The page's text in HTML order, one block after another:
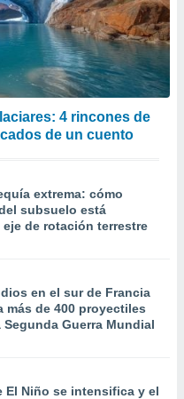
4 rincones de
de un cuento
extrema: cómo
subsuelo está
de rotación terrestre
en el sur de Francia
más de 400 proyectiles
Guerra Mundial
El Niño se intensifica y el